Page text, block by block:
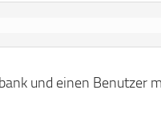
und einen Benutzer